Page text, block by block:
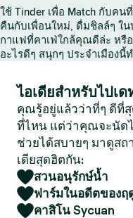
ใช้ Tinder เพื่อ Match กับค
คืนกับเพื่อนใหม่, ดื่มชิลล์ๆ ใน
กาแฟที่คาเฟ่ใกล้คุณดีล่ะ หรื
อะไรดีๆ สนุกๆ ประจำเมืองนี้
ไอเดียสำหรับไปเ
คุณรู้อยู่แล้วว่าที่ๆ ดีที่
ที่ไหน แต่ว่าคุณจะนัดไ
ช่วยได้สบายๆ มาดูสถ
เดียสุดฮิตกัน:
สวนอนุรักษ์น้ำ
ฟาร์มในอดีตของฤ
คาสิโน Sycuan